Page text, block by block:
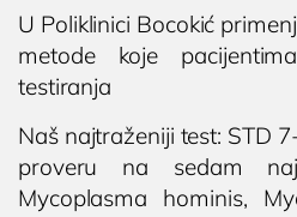
U Poliklinici Bocokić
metode koje
testiranja
Naš najtraženiji test: STD
proveru na sedam
Mycoplasma hominis,